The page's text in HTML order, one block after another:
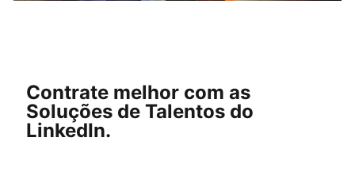
Contrate melhor com as
Soluções de Talentos do
LinkedIn.